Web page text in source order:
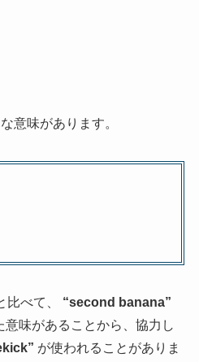
意味があります。
比べて、 “second banana”
味があることから、協力し
が使われることがありま